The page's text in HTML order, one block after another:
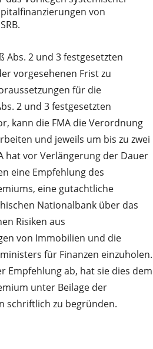
von
Abs. 2 und 3 festgesetzten
vorgesehenen Frist zu
für die
2 und 3 festgesetzten
kann die FMA die Verordnung
und jeweils um bis zu zwei
hat vor Verlängerung der Dauer
eine Empfehlung des
eine gutachtliche
Nationalbank über das
Risiken aus
von Immobilien und die
für Finanzen einzuholen.
Empfehlung ab, hat sie dies dem
unter Beilage der
schriftlich zu begründen.